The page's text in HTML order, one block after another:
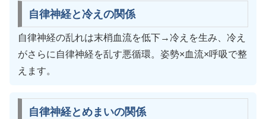
自律神経と冷えの関係
自律神経の乱れは末梢血流を低下→冷えを生み、冷え
がさらに自律神経を乱す悪循環。姿勢×血流×呼吸で整
えます。
自律神経とめまいの関係